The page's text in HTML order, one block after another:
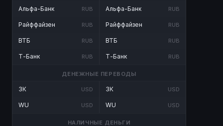
Альфа-Банк RUB
Райффайзен RUB
ВТБ RUB
Т-Банк RUB
Альфа-Банк RUB
Райффайзен RUB
ВТБ RUB
Т-Банк RUB
ДЕНЕЖНЫЕ ПЕРЕВОДЫ
ЗК USD
WU USD
ЗК USD
WU USD
НАЛИЧНЫЕ ДЕНЬГИ